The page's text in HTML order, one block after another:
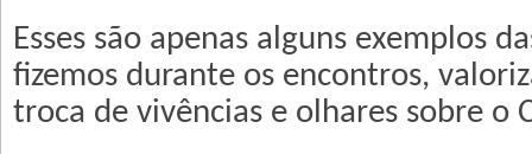
Esses são apenas alguns exemplos
fizemos durante os encontros,
troca de vivências e olhares sobre o